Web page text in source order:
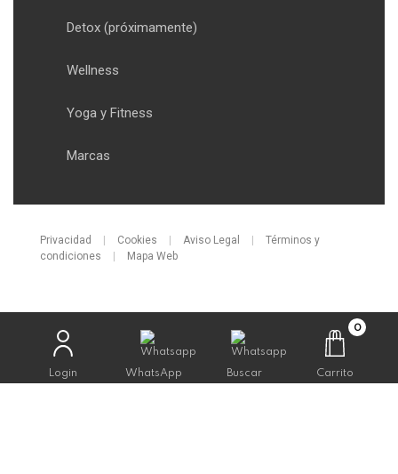
Login WhatsApp Buscar
0
Carrito
Detox (próximamente)
Wellness
Yoga y Fitness
Marcas
Privacidad Cookies Aviso Legal
Términos y
condiciones
Mapa Web